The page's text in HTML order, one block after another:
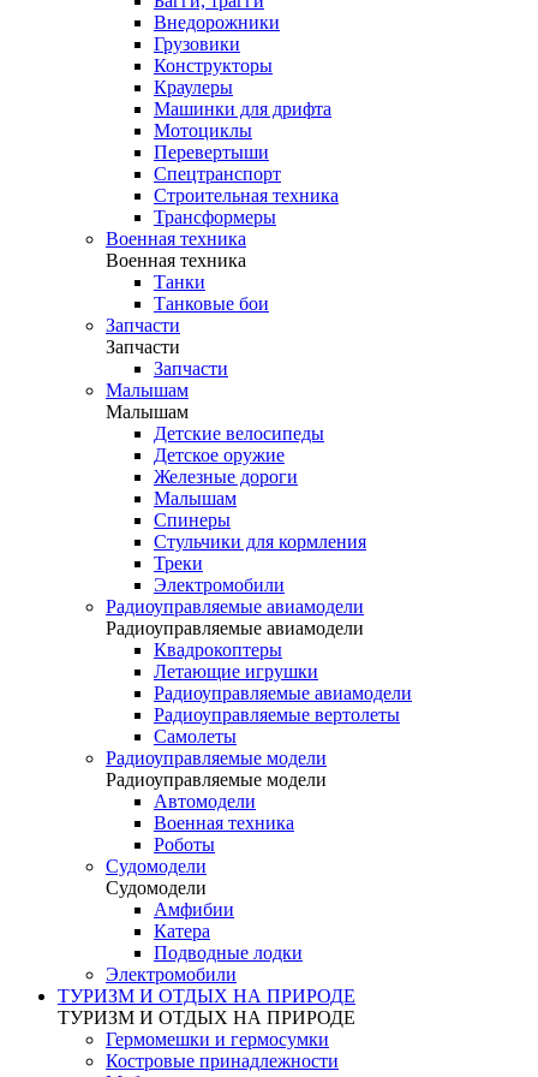
Внедорожники
Грузовики
Конструкторы
Краулеры
Машинки для дрифта
Мотоциклы
Перевертыши
Спецтранспорт
Строительная техника
Трансформеры
Военная техника
Военная техника
Танки
Танковые бои
Запчасти
Запчасти
Запчасти
Малышам
Малышам
Детские велосипеды
Детское оружие
Железные дороги
Малышам
Спинеры
Стульчики для кормления
Треки
Электромобили
Радиоуправляемые авиамодели
Радиоуправляемые авиамодели
Квадрокоптеры
Летающие игрушки
Радиоуправляемые авиамодели
Радиоуправляемые вертолеты
Самолеты
Радиоуправляемые модели
Радиоуправляемые модели
Автомодели
Военная техника
Роботы
Судомодели
Судомодели
Амфибии
Катера
Подводные лодки
Электромобили
ТУРИЗМ И ОТДЫХ НА ПРИРОДЕ
ТУРИЗМ И ОТДЫХ НА ПРИРОДЕ
Гермомешки и гермосумки
Костровые принадлежности